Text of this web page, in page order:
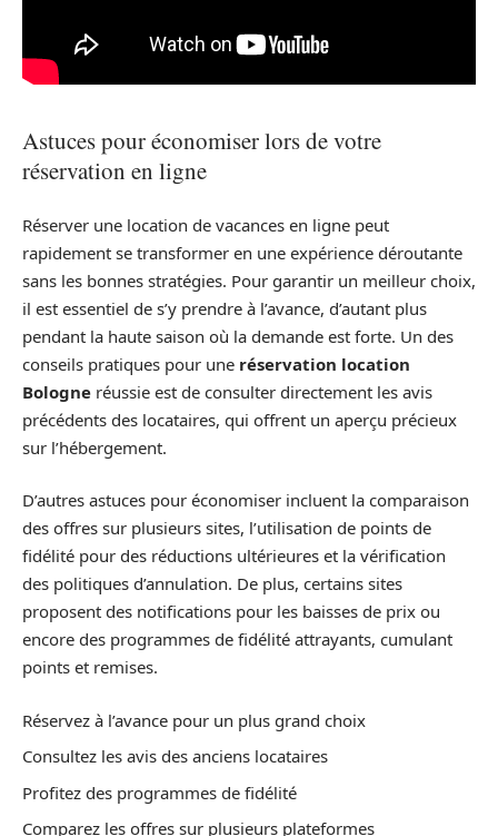
Astuces pour économiser lors de votre
réservation en ligne
Réserver une location de vacances en ligne peut
rapidement se transformer en une expérience déroutante
sans les bonnes stratégies. Pour garantir un meilleur choix,
il est essentiel de s’y prendre à l’avance, d’autant plus
pendant la haute saison où la demande est forte. Un des
conseils pratiques pour une réservation location
Bologne réussie est de consulter directement les avis
précédents des locataires, qui offrent un aperçu précieux
sur l’hébergement.
D’autres astuces pour économiser incluent la comparaison
des offres sur plusieurs sites, l’utilisation de points de
fidélité pour des réductions ultérieures et la vérification
des politiques d’annulation. De plus, certains sites
proposent des notifications pour les baisses de prix ou
encore des programmes de fidélité attrayants, cumulant
points et remises.
Réservez à l’avance pour un plus grand choix
Consultez les avis des anciens locataires
Profitez des programmes de fidélité
Comparez les offres sur plusieurs plateformes